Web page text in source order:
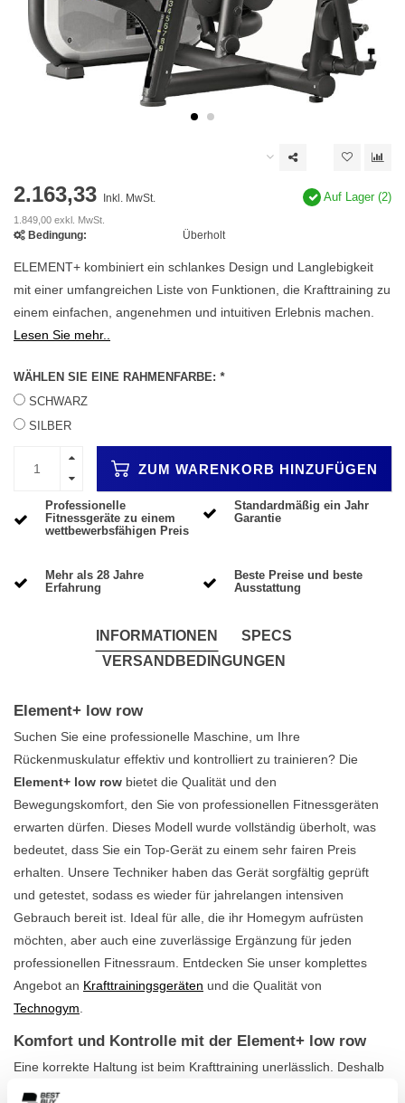
2.163,33 Inkl. MwSt.
1.849,00 exkl. MwSt.
Auf Lager (2)
Bedingung: Überholt
ELEMENT+ kombiniert ein schlankes Design und Langlebigkeit
mit einer umfangreichen Liste von Funktionen, die Krafttraining zu
einem einfachen, angenehmen und intuitiven Erlebnis machen.
Lesen Sie mehr..
WÄHLEN SIE EINE RAHMENFARBE: *
SCHWARZ
SILBER
ZUM WARENKORB HINZUFÜGEN
Professionelle
Fitnessgeräte zu einem
wettbewerbsfähigen Preis
Standardmäßig ein Jahr
Garantie
Mehr als 28 Jahre
Erfahrung
Beste Preise und beste
Ausstattung
INFORMATIONEN
SPECS
VERSANDBEDINGUNGEN
Element+ low row
Suchen Sie eine professionelle Maschine, um Ihre
Rückenmuskulatur effektiv und kontrolliert zu trainieren? Die
Element+ low row bietet die Qualität und den
Bewegungskomfort, den Sie von professionellen Fitnessgeräten
erwarten dürfen. Dieses Modell wurde vollständig überholt, was
bedeutet, dass Sie ein Top-Gerät zu einem sehr fairen Preis
erhalten. Unsere Techniker haben das Gerät sorgfältig geprüft
und getestet, sodass es wieder für jahrelangen intensiven
Gebrauch bereit ist. Ideal für alle, die ihr Homegym aufrüsten
möchten, aber auch eine zuverlässige Ergänzung für jeden
professionellen Fitnessraum. Entdecken Sie unser komplettes
Angebot an Krafttrainingsgeräten und die Qualität von
Technogym
Komfort und Kontrolle mit der Element+ low row
Eine korrekte Haltung ist beim Krafttraining unerlässlich. Deshalb
wurde die Element+ low row mit Blick auf Ergonomie und